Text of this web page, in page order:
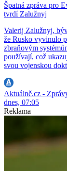
Špatná zpráva pro
tvrdí Zalužnyj
Valerij Zalužnyj,
že Rusko vyvinulo
zbraňovým
používají, což
svou vojenskou
Aktuálně.cz -
dnes, 07:05
Reklama